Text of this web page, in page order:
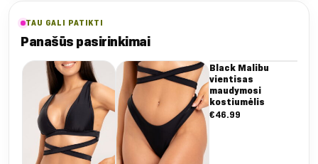
TAU GALI PATIKTI
Panašūs pasirinkimai
Black Malibu
vientisas
maudymosi
kostiumėlis
€46.99